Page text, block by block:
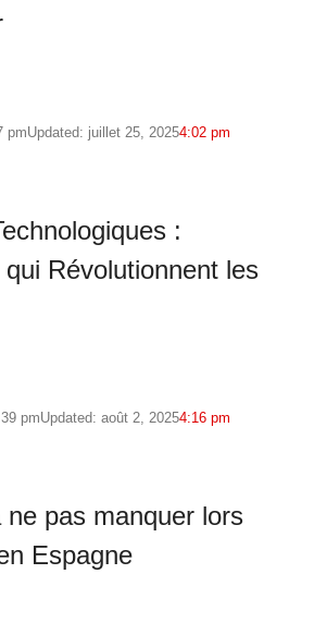
pmUpdated: juillet 25, 20254:02 pm
:
Révolutionnent les
pmUpdated: août 2, 20254:16 pm
pas manquer lors
Espagne